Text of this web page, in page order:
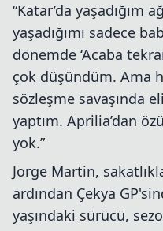
“Katar’da yaşadığım
yaşadığımı sadece
dönemde ‘Acaba
çok düşündüm. Ama
sözleşme savaşında
yaptım. Aprilia’dan
yok.”
Jorge Martin,
ardından Çekya
yaşındaki sürücü,